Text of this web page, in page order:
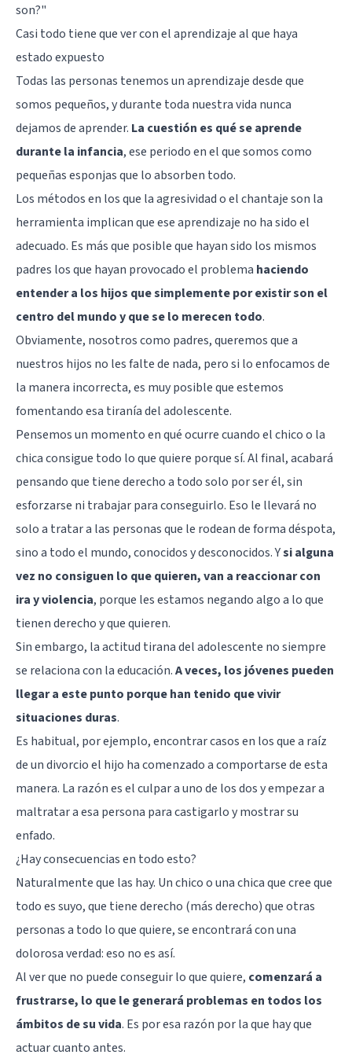
son?"
Casi todo tiene que ver con el aprendizaje al que haya
estado expuesto
Todas las personas tenemos un aprendizaje desde que
somos pequeños, y durante toda nuestra vida nunca
dejamos de aprender. La cuestión es qué se aprende
durante la infancia, ese periodo en el que somos como
pequeñas esponjas que lo absorben todo.
Los métodos en los que la agresividad o el chantaje son la
herramienta implican que ese aprendizaje no ha sido el
adecuado. Es más que posible que hayan sido los mismos
padres los que hayan provocado el problema haciendo
entender a los hijos que simplemente por existir son el
centro del mundo y que se lo merecen todo.
Obviamente, nosotros como padres, queremos que a
nuestros hijos no les falte de nada, pero si lo enfocamos de
la manera incorrecta, es muy posible que estemos
fomentando esa tiranía del adolescente.
Pensemos un momento en qué ocurre cuando el chico o la
chica consigue todo lo que quiere porque sí. Al final, acabará
pensando que tiene derecho a todo solo por ser él, sin
esforzarse ni trabajar para conseguirlo. Eso le llevará no
solo a tratar a las personas que le rodean de forma déspota,
sino a todo el mundo, conocidos y desconocidos. Ysi alguna
vez no consiguen lo que quieren, van a reaccionar con
ira y violencia, porque les estamos negando algo a lo que
tienen derecho y que quieren.
Sin embargo, la actitud tirana del adolescente no siempre
se relaciona con la educación.A veces, los jóvenes pueden
llegar a este punto porque han tenido que vivir
situaciones duras.
Es habitual, por ejemplo, encontrar casos en los que a raíz
de un divorcio el hijo ha comenzado a comportarse de esta
manera. La razón es el culpar a uno de los dos y empezar a
maltratar a esa persona para castigarlo y mostrar su
enfado.
¿Hay consecuencias en todo esto?
Naturalmente que las hay. Un chico o una chica que cree que
todo es suyo, que tiene derecho (más derecho) que otras
personas a todo lo que quiere, se encontrará con una
dolorosa verdad: eso no es así.
Al ver que no puede conseguir lo que quiere, comenzará a
frustrarse, lo que le generará problemas en todos los
ámbitos de su vida. Es por esa razón por la que hay que
actuar cuanto antes.